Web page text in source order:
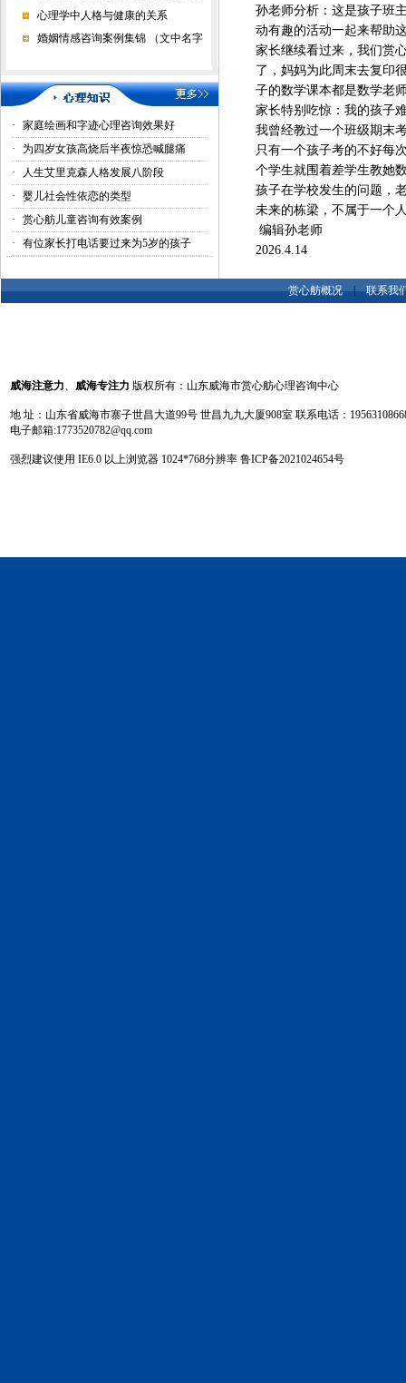
心理学中人格与健康的关系
婚姻情感咨询案例集锦 （文中名字
·
家庭绘画和字迹心理咨询效果好
·
为四岁女孩高烧后半夜惊恐喊腿痛
·
人生艾里克森人格发展八阶段
·
婴儿社会性依恋的类型
·
赏心舫儿童咨询有效案例
·
有位家长打电话要过来为5岁的孩子
孙老师分析：这是孩子班
动有趣的活动一起来帮助
家长继续看过来，我们赏
了，妈妈为此周末去复印
子的数学课本都是数学老
家长特别吃惊：我的孩子
我曾经教过一个班级期末
只有一个孩子考的不好每
个学生就围着差学生教她
孩子在学校发生的问题，
未来的栋梁，不属于一个
编辑孙老师
2026.4.14
赏心舫概况|联系我
威海注意力、 威海专注力 版权所有：山东威海市赏心舫心理咨询中心
地 址：山东省威海市寨子世昌大道99号 世昌九九大厦908室 联系电话：
电子邮箱:1773520782@qq.com
强烈建议使用 IE6.0 以上浏览器 1024*768分辨率 鲁ICP备2021024654号